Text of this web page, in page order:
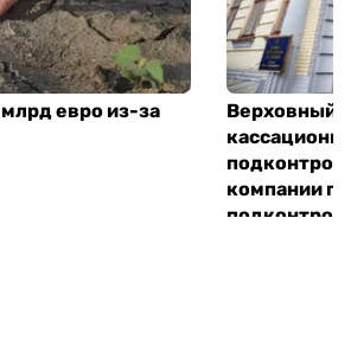
евро из-за
Верховный
компании